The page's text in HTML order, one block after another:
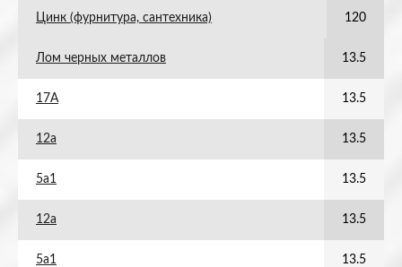
Цинк (фурнитура, сантехника) 120
Лом черных металлов 13.5
17А 13.5
12а 13.5
5а1 13.5
12а 13.5
5а1 13.5